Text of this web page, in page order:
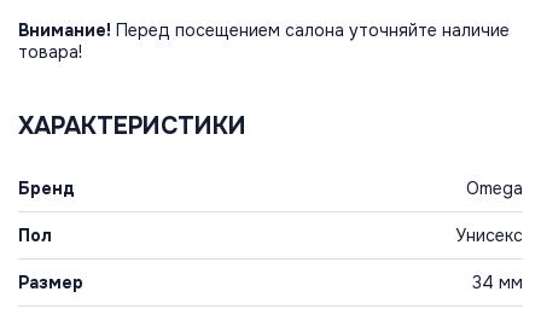
Внимание! Перед посещением салона уточняйте наличие
товара!
ХАРАКТЕРИСТИКИ
Бренд Omega
Пол Унисекс
Размер 34 мм